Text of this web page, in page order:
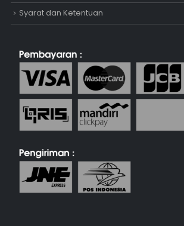
Syarat dan Ketentuan